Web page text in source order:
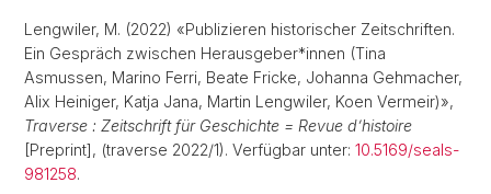
Lengwiler, M. (2022) «Publizieren historischer Zeitschriften.
Ein Gespräch zwischen Herausgeber*innen (Tina
Asmussen, Marino Ferri, Beate Fricke, Johanna Gehmacher,
Alix Heiniger, Katja Jana, Martin Lengwiler, Koen Vermeir)»,
Traverse : Zeitschrift für Geschichte = Revue d’histoire
[Preprint], (traverse 2022/1). Verfügbar unter: 10.5169/seals-
981258.